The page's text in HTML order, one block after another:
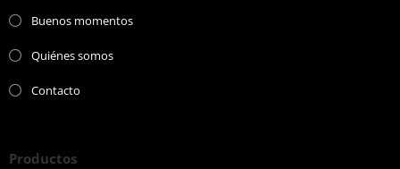
Buenos momentos
Quiénes somos
Contacto
Productos